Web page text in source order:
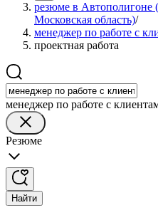
резюме в Автополигоне
Московская область)/
менеджер по работе с
проектная работа
менеджер по работе с
Резюме
Найти